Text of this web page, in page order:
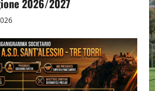
2026/2027